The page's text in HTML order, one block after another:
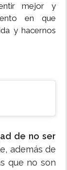
mejor y
en que
y hacernos
de no ser
además de
que no son